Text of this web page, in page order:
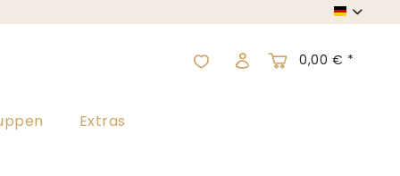
Wide
0,00 € *
Extras